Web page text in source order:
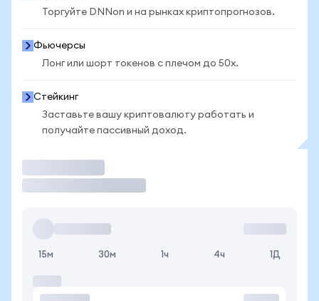
Торгуйте DNNon и на рынках криптопрогнозов.
Фьючерсы
Лонг или шорт токенов с плечом до 50x.
Стейкинг
Заставьте вашу криптовалюту работать и
получайте пассивный доход.
15м 30м 1ч 4ч 1Д